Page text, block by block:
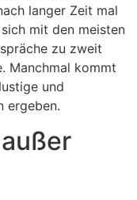
langer Zeit mal
mit den meisten
zu zweit
Manchmal kommt
und
ergeben.